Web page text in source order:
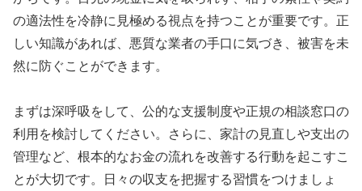
の適法性を冷静に見極める視点を持つことが重要です。正
しい知識があれば、悪質な業者の手口に気づき、被害を未
然に防ぐことができます。
まずは深呼吸をして、公的な支援制度や正規の相談窓口の
利用を検討してください。さらに、家計の見直しや支出の
管理など、根本的なお金の流れを改善する行動を起こすこ
とが大切です。日々の収支を把握する習慣をつけましょ